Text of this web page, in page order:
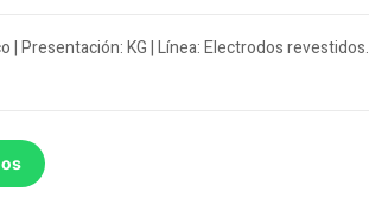
| Presentación: KG | Línea: Electrodos revestidos.